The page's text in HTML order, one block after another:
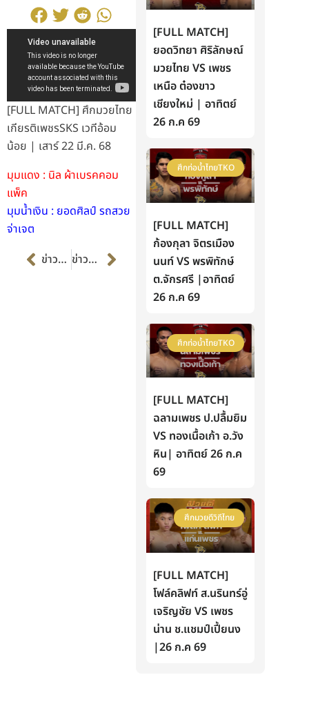
[FULL MATCH] ศึกมวยไทย
เกียรติเพชรSKS เวทีอ้อม
น้อย | เสาร์ 22 มี.ค. 68
มุมแดง : นิล ผ้าเบรคคอม
แพ็ค
มุมน้ำเงิน : ยอดศิลป์ รถสวย
จ่าเจต
Prevข่าวก่อนหน้า ข่าวต่อไป Next
[FULL MATCH]
ยอดวิทยา ศิริลักษณ์
มวยไทย VS เพชร
เหนือ ต๋องขาว
เชียงใหม่ | อาทิตย์
26 ก.ค 69
ศึกท่อน้ำไทยTKO
[FULL MATCH]
ก้องกุลา จิตรเมือง
นนท์ VS พรพิทักษ์
ต.จักรศรี |อาทิตย์
26 ก.ค 69
ศึกท่อน้ำไทยTKO
[FULL MATCH]
ฉลามเพชร ป.ปลื้มยิม
VS ทองเนื้อเก้า อ.วัง
หิน| อาทิตย์ 26 ก.ค
69
ศึกมวยดีวิถีไทย
[FULL MATCH]
โฟล์คลิฟท์ ส.นรินทร์อู่
เจริญชัย VS เพชร
น่าน ช.แชมป์เปี้ยนง
|26 ก.ค 69